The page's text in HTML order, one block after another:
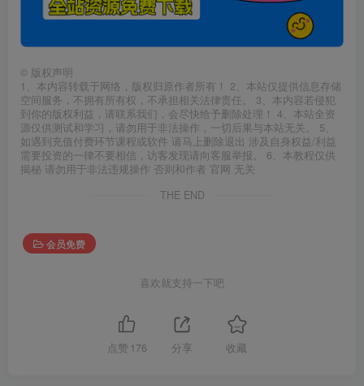
© 版权声明
1、本内容转载于网络，版权归原作者所有！ 2、本站仅提供信息存储
空间服务，不拥有所有权，不承担相关法律责任。 3、本内容若侵犯
到你的版权利益，请联系我们，会尽快给予删除处理！ 4、本站全资
源仅供测试和学习，请勿用于非法操作，一切后果与本站无关。 5、
如遇到充值付费环节课程或软件 请马上删除退出 涉及自身权益/利益
需要投资的一律不要相信，访客发现请向客服举报。 6、本教程仅供
揭秘 请勿用于非法违规操作 否则和作者 官网 无关
THE END
会员免费
喜欢就支持一下吧
点赞 176 分享 收藏